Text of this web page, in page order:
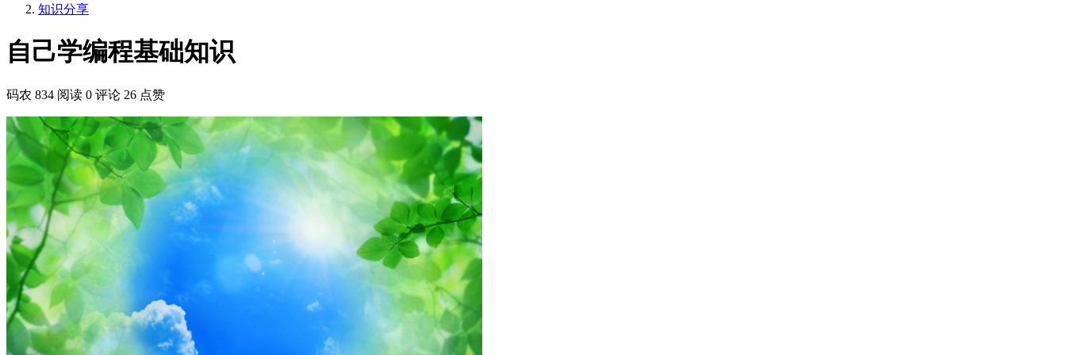
知识分享
自己学编程基础知识
码农 834 阅读 0 评论 26 点赞